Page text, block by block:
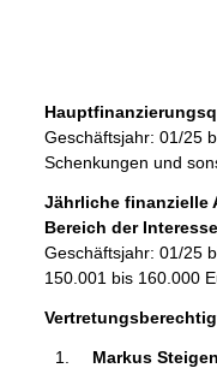
a
l
t
Geschäftsjahr: 01/25
Schenkungen und
Jährliche finanzielle
Bereich der
Geschäftsjahr: 01/25
150.001 bis 160.000
Markus